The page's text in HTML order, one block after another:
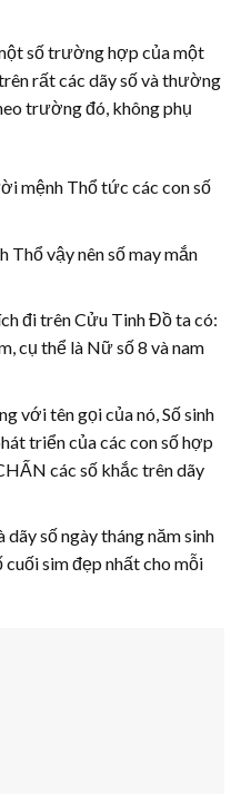
số trường hợp của một
rất các dãy số và thường
trường đó, không phụ
mệnh Thổ tức các con số
Thổ vậy nên số may mắn
đi trên Cửu Tinh Đồ ta có:
cụ thể là Nữ số 8 và nam
với tên gọi của nó, Số sinh
triển của các con số hợp
các số khắc trên dãy
dãy số ngày tháng năm sinh
sim đẹp nhất cho mỗi